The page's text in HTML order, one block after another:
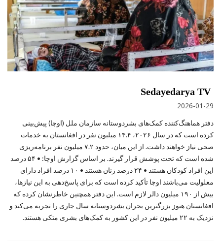
Sedayedarya TV
2026-01-29
دفتر هماهنگ‌کننده کمک‌های بشردوستانه سازمان ملل (اوچا) پیش‌بینی
کرده است که در سال ۲۰۲۶، ۱۴.۴ میلیون نفر در افغانستان به خدمات
صحی نیاز خواهند داشت. از این میان، حدود ۷.۲ میلیون نفر برنامه‌ریزی
شده است که تحت پوشش قرار گیرند. بر اساس گزارش اوچا: • ۵۴ درصد
این افراد کودکان هستند • ۲۴ درصد زنان هستند • ۱۰ درصد افراد دارای
معلولیت می‌باشند اوچا تأکید کرده است که برای پاسخ‌دهی به این نیازها،
بیش از ۱۹۰ میلیون دالر لازم است. این دفتر همچنین خاطرنشان کرده که
افغانستان هنوز بزرگترین بحران بشردوستانه سال جاری را تجربه می‌کند و
نزدیک به ۲۲ میلیون نفر در این کشور به کمک‌های بشری متکی هستند.